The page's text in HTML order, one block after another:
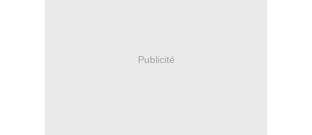
Publicité